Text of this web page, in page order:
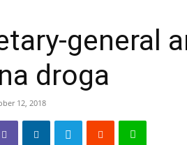
general
droga
12, 2018